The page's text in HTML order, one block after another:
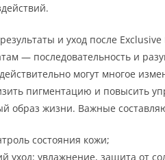
и уход после Exclusive
— последовательность и
могут многое
пигментацию и повысить
образ жизни. Важные
состояния кожи;
увлажнение, защита от